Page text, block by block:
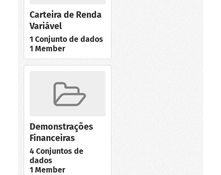
Carteira de Renda
Variável
1 Conjunto de dados
1 Member
Demonstrações
Financeiras
4 Conjuntos de
dados
1 Member